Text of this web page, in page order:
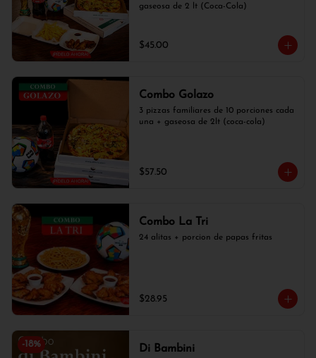
gaseosa de 2 lt (Coca-Cola)
$45.00
Combo Golazo
3 pizzas familiares de 10 porciones cada
una + gaseosa de 2lt (coca-cola)
$57.50
Combo La Tri
24 alitas + porcion de papas fritas
$28.95
-18% Di Bambini